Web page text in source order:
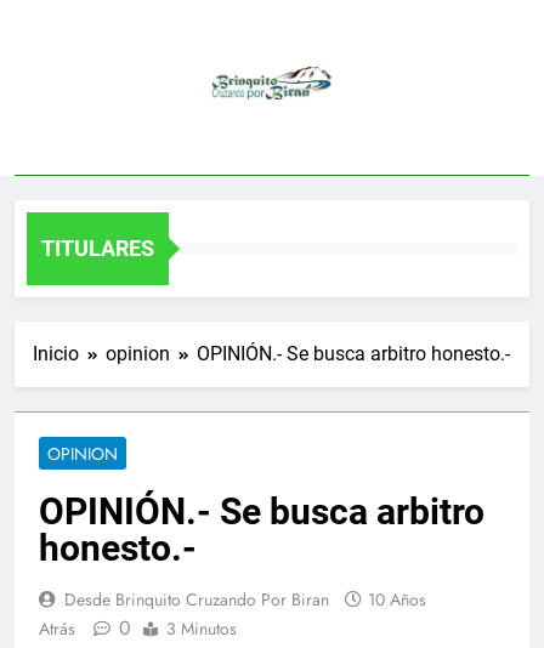
TITULARES
Inicio opinion OPINIÓN.- Se busca arbitro honesto.-
OPINION
OPINIÓN.- Se busca arbitro
honesto.-
Desde Brinquito Cruzando Por Biran
10 Años
Atrás
0 3 Minutos